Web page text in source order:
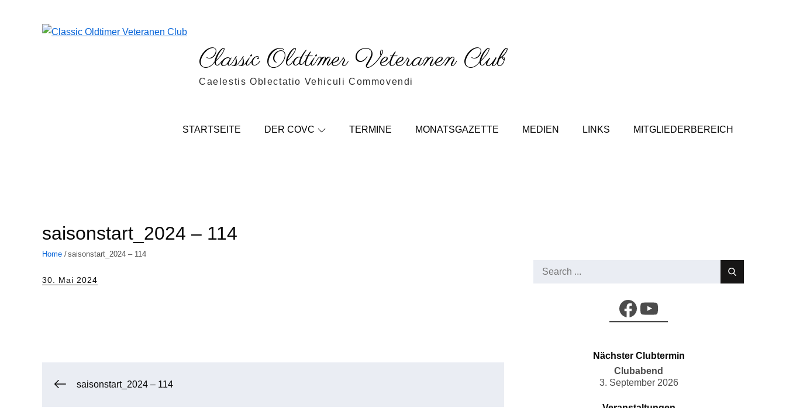
Classic Oldtimer Veteranen Club
Caelestis Oblectatio Vehiculi Commovendi
STARTSEITE DER COVC TERMINE MONATSGAZETTE MEDIEN LINKS MITGLIEDERBEREICH
saisonstart_2024 – 114
Home saisonstart_2024 – 114
Posted
30. Mai 2024
Beitragsnavigation
saisonstart_2024 – 114
Search
Facebook
YouTube
Nächster Clubtermin
Clubabend
3. September 2026